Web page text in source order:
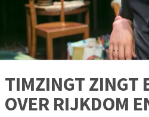
TIMZINGT ZINGT
OVER RIJKDOM